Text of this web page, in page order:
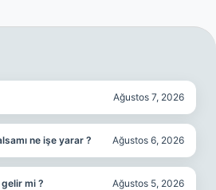
Ağustos 7, 2026
ne işe yarar ? Ağustos 6, 2026
mi ? Ağustos 5, 2026